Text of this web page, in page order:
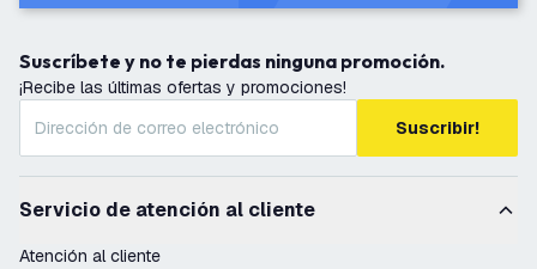
Suscríbete y no te pierdas ninguna promoción.
¡Recibe las últimas ofertas y promociones!
Suscribir!
Servicio de atención al cliente
Atención al cliente